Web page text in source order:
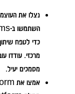
נצלו את
כדי לטפח
מרכזי. עודדו
מסמכים יעיל.
אמצו את